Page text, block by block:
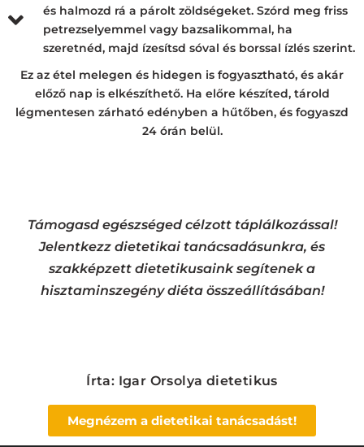
és halmozd rá a párolt zöldségeket. Szórd meg friss
petrezselyemmel vagy bazsalikommal, ha
szeretnéd, majd ízesítsd sóval és borssal ízlés szerint.
Ez az étel melegen és hidegen is fogyasztható, és akár
előző nap is elkészíthető. Ha előre készíted, tárold
légmentesen zárható edényben a hűtőben, és fogyaszd
24 órán belül.
Támogasd egészséged célzott táplálkozással!
Jelentkezz dietetikai tanácsadásunkra, és
szakképzett dietetikusaink segítenek a
hisztaminszegény diéta összeállításában!
Írta: Igar Orsolya dietetikus
Megnézem a dietetikai tanácsadást!